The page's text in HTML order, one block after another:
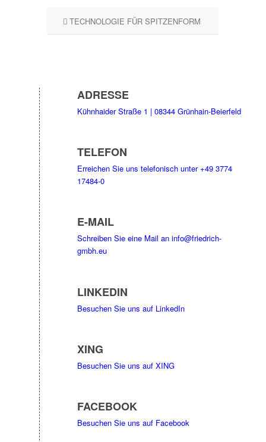
TECHNOLOGIE FÜR SPITZENFORM
ADRESSE
Kühnhaider Straße 1 | 08344 Grünhain-Beierfeld
TELEFON
Erreichen Sie uns telefonisch unter+49 3774
17484-0
E-MAIL
Schreiben Sie eine Mail an info@friedrich-
gmbh.eu
LINKEDIN
Besuchen Sie uns auf LinkedIn
XING
Besuchen Sie uns auf XING
FACEBOOK
Besuchen Sie uns auf Facebook